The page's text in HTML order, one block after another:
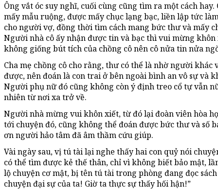
Ông vắt óc suy nghĩ, cuối cùng cũng tìm ra một cách
mấy mẫu ruộng, được mấy chục lạng bạc, liền lập tức
cho người vợ, đồng thời tìm cách mang bức thư và mấy
Người nhà cô ấy nhận được tin và bạc thì vui mừng
không giống bút tích của chồng cô nên cô nửa tin nửa
Cha mẹ chồng cô cho rằng, thư có thể là nhờ người
được, nên đoán là con trai ở bên ngoài bình an vô sự và
Người phụ nữ đó cũng không còn ý định treo cổ tự vẫn
nhiên từ nơi xa trở về.
Người nhà mừng vui khôn xiết, từ đó lại đoàn viên hòa
tới chuyện đó, cũng không thể đoán được bức thư và số
ơn người hảo tâm đã âm thầm cứu giúp.
Vài ngày sau, vị tú tài lại nghe thấy hai con quỷ nói
có thể tìm được kẻ thế thân, chỉ vì không biết bảo mật,
lộ chuyện cơ mật, bị tên tú tài trong phòng đang đọc
chuyện đại sự của ta! Giờ ta thực sự thấy hối hận!”